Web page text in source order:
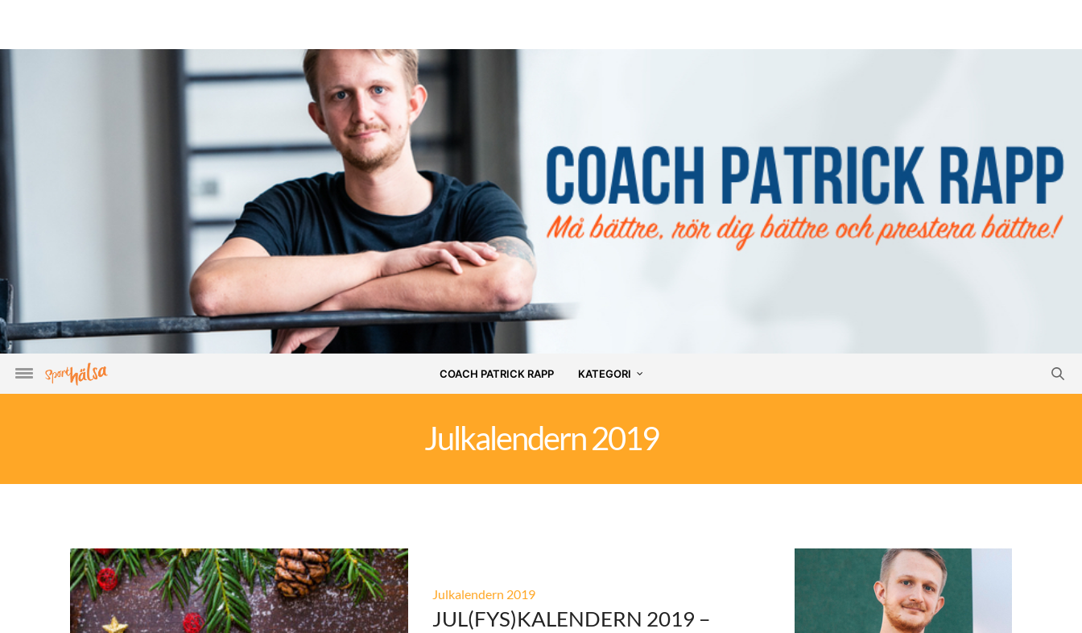
COACH PATRICK RAPP KATEGORI
Julkalendern 2019
Julkalendern 2019
JUL(FYS)KALENDERN 2019 –